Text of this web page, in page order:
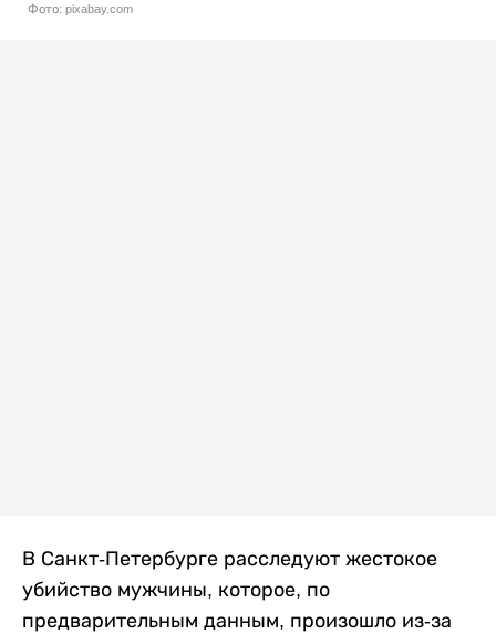
Фото: pixabay.com
В Санкт-Петербурге расследуют жестокое
убийство мужчины, которое, по
предварительным данным, произошло из-за